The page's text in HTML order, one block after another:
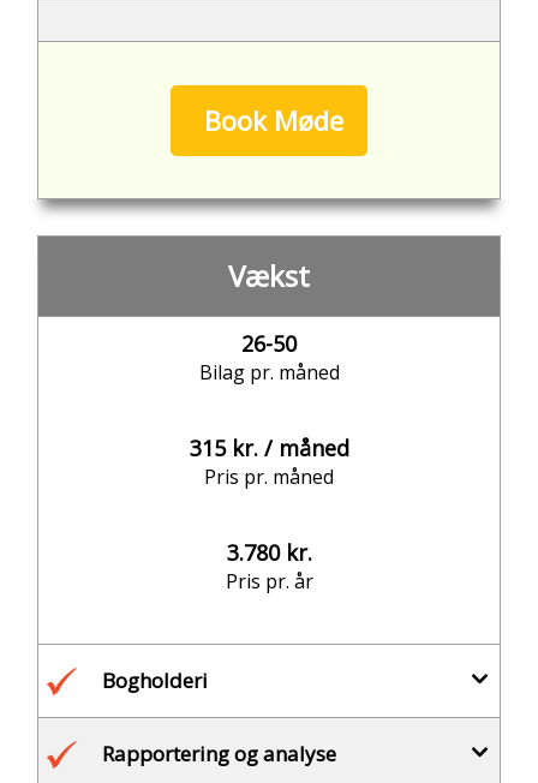
Book Møde
Vækst
26-50
Bilag pr. måned
315 kr. / måned
Pris pr. måned
3.780 kr.
Pris pr. år
Bogholderi
Rapportering og analyse